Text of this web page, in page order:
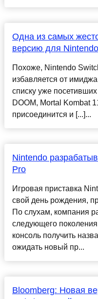
Одна из самых
версию для
Похоже, Nintendo
избавляется от
списку уже
DOOM, Mortal Kombat
присоединится и [...]...
Nintendo
Pro
Игровая приставка
свой день рождения,
По слухам, компания
следующего
консоль получить
ожидать новый пр...
Bloomberg: Новая